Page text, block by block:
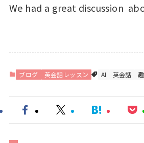
We had a great discussion
ブログ 英会話レッスン AI 英会話